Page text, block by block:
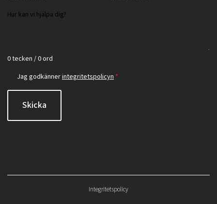
0 tecken / 0 ord
Jag godkännerintegritetspolicyn *
Skicka
Integritetspolicy